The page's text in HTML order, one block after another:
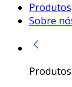
Produtos
Sobre
Produtos